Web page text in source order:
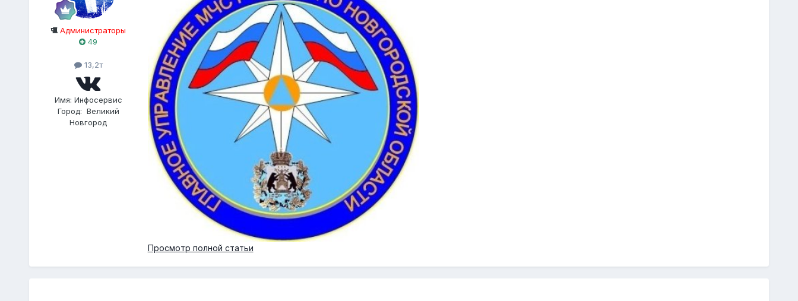
Администраторы
49
13,2т
Имя: Инфосервис
Город: Великий
Новгород
Просмотр полной статьи